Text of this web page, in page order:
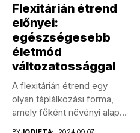
Flexitárián étrend
előnyei:
egészségesebb
életmód
változatossággal
A flexitárián étrend egy
olyan táplálkozási forma,
amely főként növényi alapú